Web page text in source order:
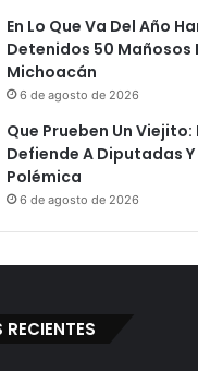
En Lo Que Va Del Año
Detenidos 50 Mañosos
Michoacán
6 de agosto de 2026
Que Prueben Un
Defiende A Diputadas
Polémica
6 de agosto de 2026